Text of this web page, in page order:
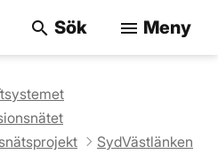
search Sök menu Meny
SydVästlänken